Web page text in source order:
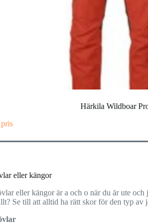
Härkila Wildboar
eller kängor
eller kängor är a och o när du är ute
Se till att alltid ha rätt skor för den typ av